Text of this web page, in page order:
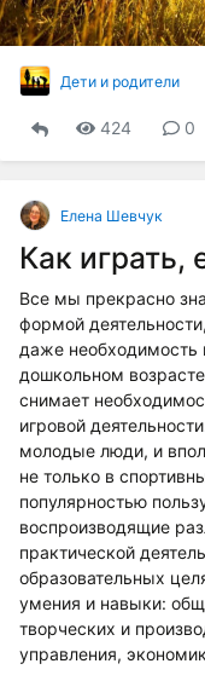
Дети и родители
424 0
Елена Шевчук
Как играть,
Все мы прекрасно
формой
даже необходимость
дошкольном
снимает
игровой
молодые люди, и
не только в
популярностью
воспроизводящие
практической
образовательных
умения и навыки:
творческих и
управления,